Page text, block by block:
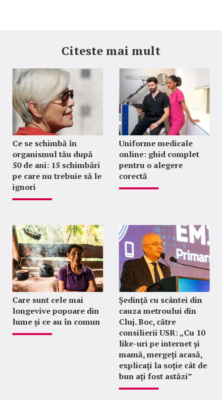
Citeste mai mult
Ce se schimbă în
organismul tău după
50 de ani: 15 schimbări
pe care nu trebuie să le
ignori
Uniforme medicale
online: ghid complet
pentru o alegere
corectă
Care sunt cele mai
longevive popoare din
lume și ce au în comun
Ședință cu scântei din
cauza metroului din
Cluj. Boc, către
consilierii USR: „Cu 10
like-uri pe internet și
mamă, mergeți acasă,
explicați la soție cât de
bun ați fost astăzi”